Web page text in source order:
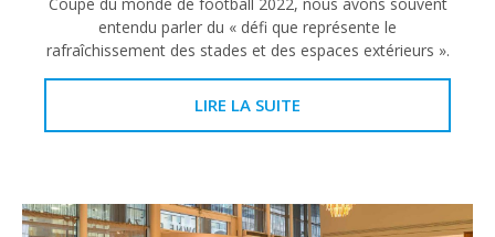
entendu parler du « défi que représente le
rafraîchissement des stades et des espaces extérieurs ».
LIRE LA SUITE